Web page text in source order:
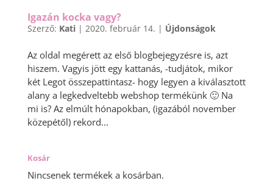
Igazán kocka vagy?
Szerző: Kati| 2020. február 14. | Újdonságok
Az oldal megérett az első blogbejegyzésre is, azt
hiszem. Vagyis jött egy kattanás, -tudjátok, mikor
két Legot összepattintasz- hogy legyen a kiválasztott
alany a legkedveltebb webshop termékünk 🙂 Na
mi is? Az elmúlt hónapokban, (igazából november
közepétől) rekord...
Kosár
Nincsenek termékek a kosárban.